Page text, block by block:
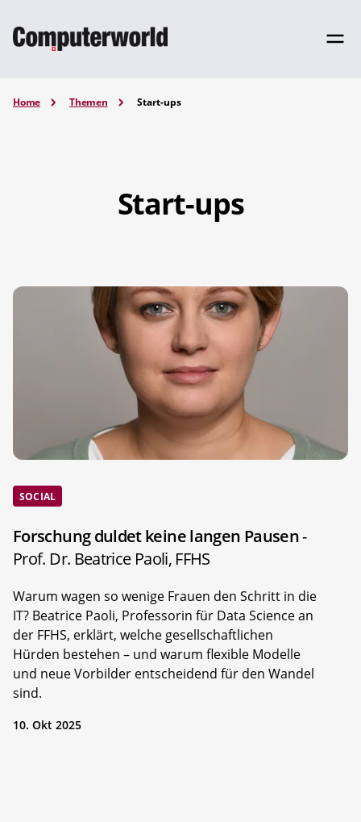
Home Themen Start-ups
Start-ups
SOCIAL
Forschung duldet keine langen Pausen-
Prof. Dr. Beatrice Paoli, FFHS
Warum wagen so wenige Frauen den Schritt in die
IT? Beatrice Paoli, Professorin für Data Science an
der FFHS, erklärt, welche gesellschaftlichen
Hürden bestehen – und warum flexible Modelle
und neue Vorbilder entscheidend für den Wandel
sind.
10. Okt 2025